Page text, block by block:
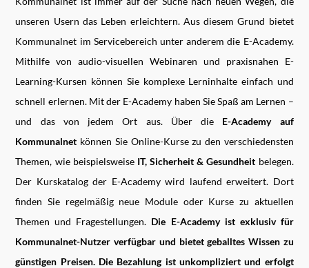
unseren Usern das Leben erleichtern. Aus diesem Grund bietet
Kommunalnet im Servicebereich unter anderem die E-Academy.
Mithilfe von audio-visuellen Webinaren und praxisnahen E-
Learning-Kursen können Sie komplexe Lerninhalte einfach und
schnell erlernen. Mit der E-Academy haben Sie Spaß am Lernen –
und das von jedem Ort aus. Über die E-Academy auf
Kommunalnet können Sie Online-Kurse zu den verschiedensten
Themen, wie beispielsweise IT, Sicherheit & Gesundheit belegen.
Der Kurskatalog der E-Academy wird laufend erweitert. Dort
finden Sie regelmäßig neue Module oder Kurse zu aktuellen
Themen und Fragestellungen. Die E-Academy ist exklusiv für
Kommunalnet-Nutzer verfügbar und bietet geballtes Wissen zu
günstigen Preisen. Die Bezahlung ist unkompliziert und erfolgt